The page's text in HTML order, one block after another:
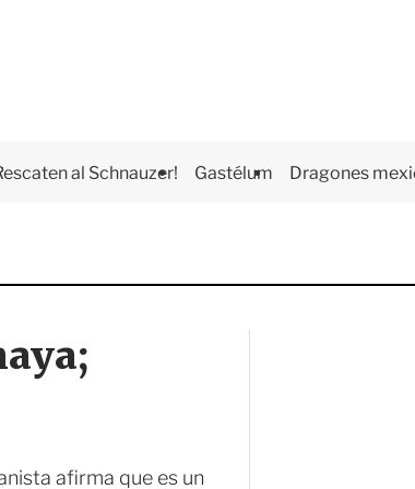
al Schnauzer! Gastélum Dragones
afirma que es un